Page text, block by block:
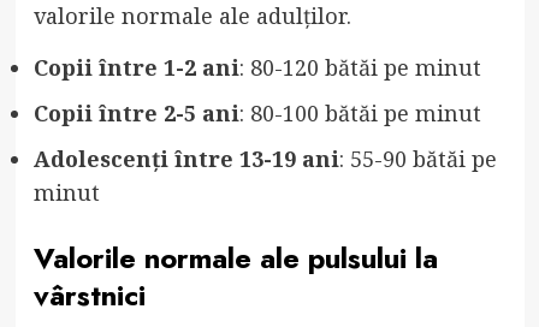
valorile normale ale adulților.
Copii între 1-2 ani: 80-120 bătăi pe minut
Copii între 2-5 ani: 80-100 bătăi pe minut
Adolescenți între 13-19 ani: 55-90 bătăi pe
minut
Valorile normale ale pulsului la
vârstnici